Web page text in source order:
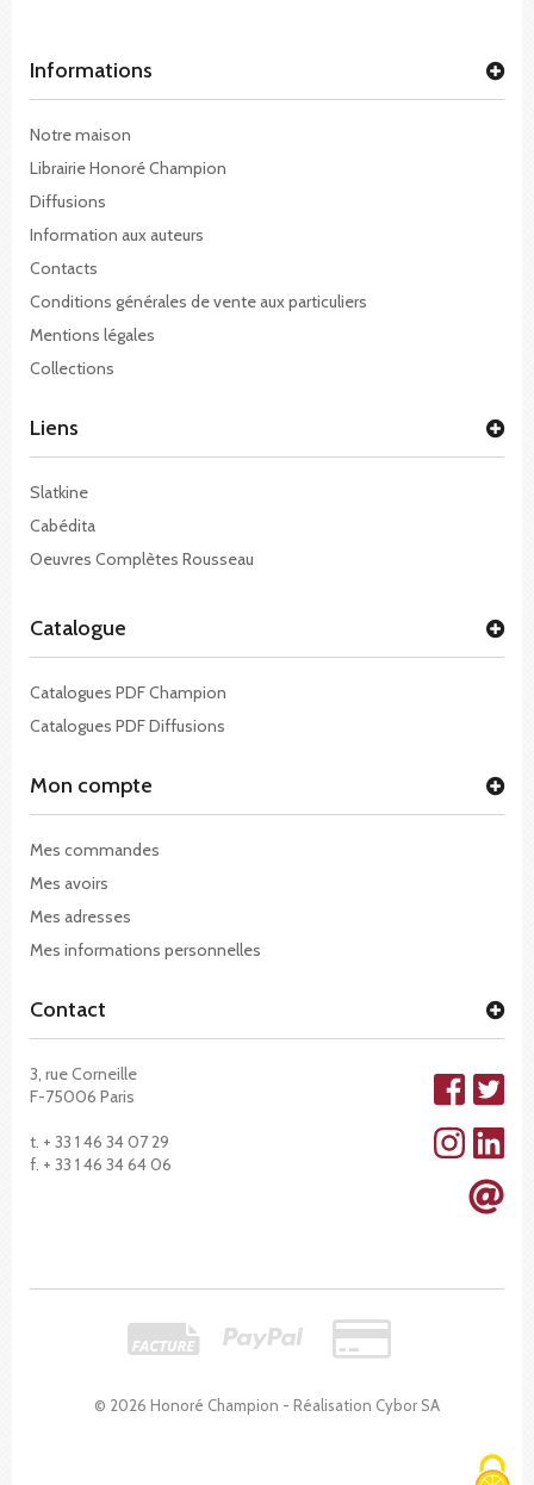
Informations
Notre maison
Librairie Honoré Champion
Diffusions
Information aux auteurs
Contacts
Conditions générales de vente aux particuliers
Mentions légales
Collections
© 2026 Honoré Champion - Réalisation Cybor SA
Liens
Slatkine
Cabédita
Oeuvres Complètes Rousseau
Catalogue
Catalogues PDF Champion
Catalogues PDF Diffusions
Mon compte
Mes commandes
Mes avoirs
Mes adresses
Mes informations personnelles
Contact
3, rue Corneille
F-75006 Paris
t. + 33 1 46 34 07 29
f. + 33 1 46 34 64 06